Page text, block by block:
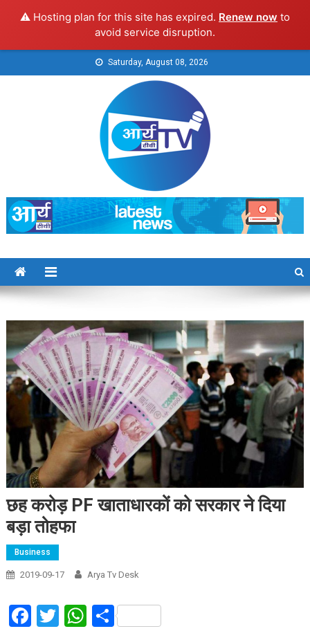
⚠️ Hosting plan for this site has expired. Renew now to
avoid service disruption.
to
Saturday, August 08, 2026
Arya TV
छह करोड़ PF खाताधारकों को सरकार ने दिया
बड़ा तोहफा
Business
2019-09-17 Arya Tv Desk
Facebook
Twitter
WhatsApp
Share